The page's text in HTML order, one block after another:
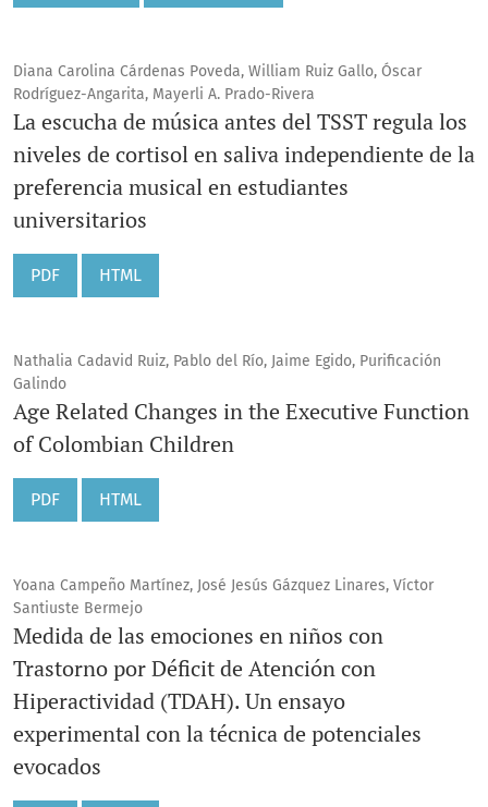
Diana Carolina Cárdenas Poveda, William Ruiz Gallo, Óscar
Rodríguez-Angarita, Mayerli A. Prado-Rivera
La escucha de música antes del TSST regula los
niveles de cortisol en saliva independiente de la
preferencia musical en estudiantes
universitarios
PDF HTML
Nathalia Cadavid Ruiz, Pablo del Río, Jaime Egido, Purificación
Galindo
Age Related Changes in the Executive Function
of Colombian Children
PDF HTML
Yoana Campeño Martínez, José Jesús Gázquez Linares, Víctor
Santiuste Bermejo
Medida de las emociones en niños con
Trastorno por Déficit de Atención con
Hiperactividad (TDAH). Un ensayo
experimental con la técnica de potenciales
evocados